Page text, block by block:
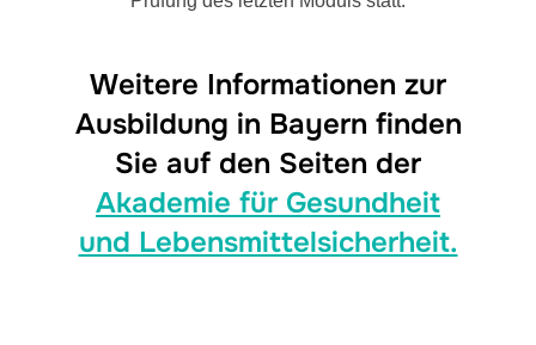
Weitere Informationen zur
Ausbildung in Bayern finden
Sie auf den Seiten der
Akademie für Gesundheit
und Lebensmittelsicherheit.